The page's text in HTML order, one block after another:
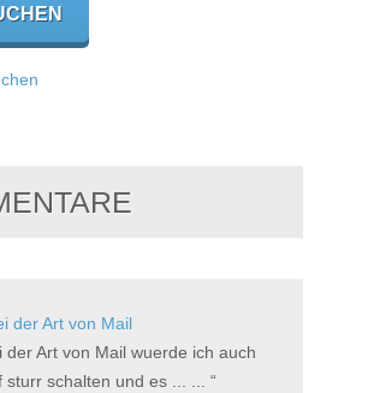
der Art von Mail
der Art von Mail wuerde ich auch
sturr schalten und es ... ...